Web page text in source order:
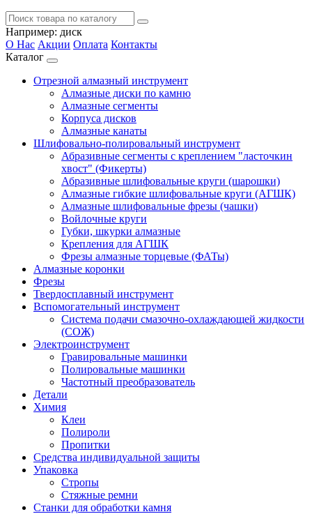
Например: диск
О Нас Акции Оплата Контакты
Каталог
Отрезной алмазный инструмент
Алмазные диски по камню
Алмазные сегменты
Корпуса дисков
Алмазные канаты
Шлифовально-полировальный инструмент
Абразивные сегменты с креплением "ласточкин
хвост" (Фикерты)
Абразивные шлифовальные круги (шарошки)
Алмазные гибкие шлифовальные круги (АГШК)
Алмазные шлифовальные фрезы (чашки)
Войлочные круги
Губки, шкурки алмазные
Крепления для АГШК
Фрезы алмазные торцевые (ФАТы)
Алмазные коронки
Фрезы
Твердосплавный инструмент
Вспомогательный инструмент
Система подачи смазочно-охлаждающей жидкости
(СОЖ)
Электроинструмент
Гравировальные машинки
Полировальные машинки
Частотный преобразователь
Детали
Химия
Клеи
Полироли
Пропитки
Средства индивидуальной защиты
Упаковка
Стропы
Стяжные ремни
Станки для обработки камня